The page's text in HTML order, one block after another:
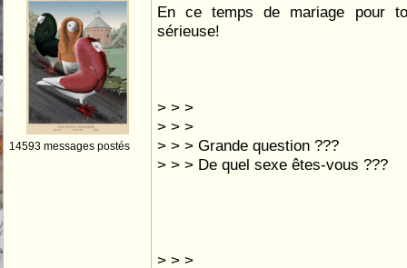
14593 messages postés
En ce temps de mariage pour
sérieuse!
> > >
> > >
> > > Grande question ???
> > > De quel sexe êtes-vous ???
> > >